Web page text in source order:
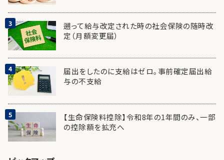
遡って給与改定された時の社会保険の随時改
定（月額変更届）
届出をしたのに支給はゼロ。事前確定届出給
与の不支給
【生命保険料控除】令和8年の1年間のみ、一部
の控除額を拡充へ